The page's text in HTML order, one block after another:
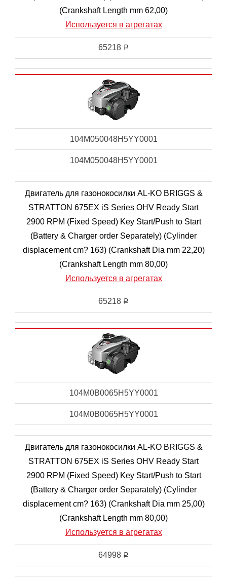
(Crankshaft Length mm 62,00)
Используется в агрегатах
65218 i
104M050048H5YY0001
104M050048H5YY0001
Двигатель для газонокосилки AL-KO BRIGGS &
STRATTON 675EX iS Series OHV Ready Start
2900 RPM (Fixed Speed) Key Start/Push to Start
(Battery & Charger order Separately) (Cylinder
displacement cm? 163) (Crankshaft Dia mm 22,20)
(Crankshaft Length mm 80,00)
Используется в агрегатах
65218 i
104M0B0065H5YY0001
104M0B0065H5YY0001
Двигатель для газонокосилки AL-KO BRIGGS &
STRATTON 675EX iS Series OHV Ready Start
2900 RPM (Fixed Speed) Key Start/Push to Start
(Battery & Charger order Separately) (Cylinder
displacement cm? 163) (Crankshaft Dia mm 25,00)
(Crankshaft Length mm 80,00)
Используется в агрегатах
64998 i